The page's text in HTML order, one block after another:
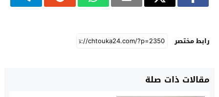
رابط مختصر
مقالات ذات صلة